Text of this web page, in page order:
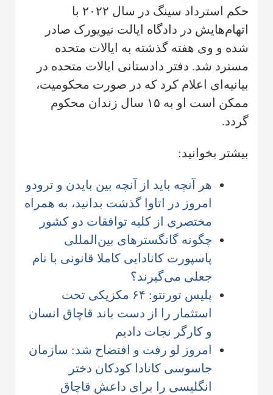
حکم استرداد سینگ در سال ۲۰۲۲ با
اتهام‌هایش در دادگاه ایالت نیویورک صادر
شده و وی هفته گذشته به ایالات متحده
مسترد شد. دفتر دادستانی ایالات متحده در
بیانیه‌ای اعلام کرد که در صورت محکومیت،
ممکن است او به ۱۵ سال زندان محکوم
گردد.
بیشتر بخوانید:
هر آنچه باید از آنچه بین بایدن و ترودو
امروز در اتاوا گذشت بدانید، به همراه
مختصری از کلیه توافقات دو کشور
چگونه گانگسترهای بین‌المللی
پاسپورت کانادایی کاملا قانونی با نام
جعلی می‌گیرند؟
پلیس تورنتو: ۶۴ مکزیکی تحت
استثمار را از دست باند قاچاق انسان
و کارگر نجات دادیم
امروز لو رفت و افتضاح شد: سازمان
جاسوسی کانادا کودکان دختر
انگلیسی را برای داعش قاچاق